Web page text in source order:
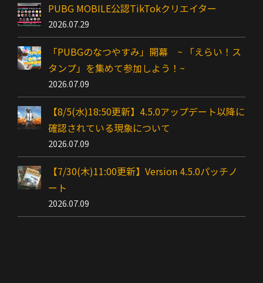
PUBG MOBILE公認TikTokクリエイター
2026.07.29
「PUBGのなつやすみ」開幕 ~ 「えらい！ス
タンプ」を集めて参加しよう！~
2026.07.09
【8/5(水)18:50更新】4.5.0アップデート以降に
確認されている現象について
2026.07.09
【7/30(木)11:00更新】Version 4.5.0パッチノ
ート
2026.07.09